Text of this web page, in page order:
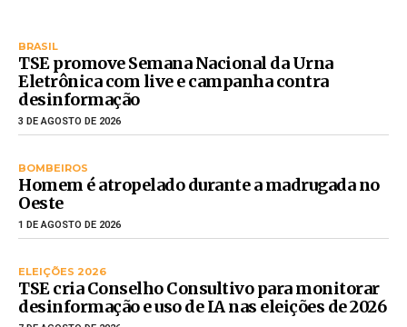
BRASIL
TSE promove Semana Nacional da Urna
Eletrônica com live e campanha contra
desinformação
3 DE AGOSTO DE 2026
BOMBEIROS
Homem é atropelado durante a madrugada no
Oeste
1 DE AGOSTO DE 2026
ELEIÇÕES 2026
TSE cria Conselho Consultivo para monitorar
desinformação e uso de IA nas eleições de 2026